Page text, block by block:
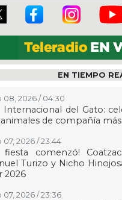
EN TIEMPO
08, 2026 / 04:30
Internacional del Gato:
animales de compañía
07, 2026 / 23:44
fiesta comenzó!
Turizo y Nicho
2026
07, 2026 / 23:36